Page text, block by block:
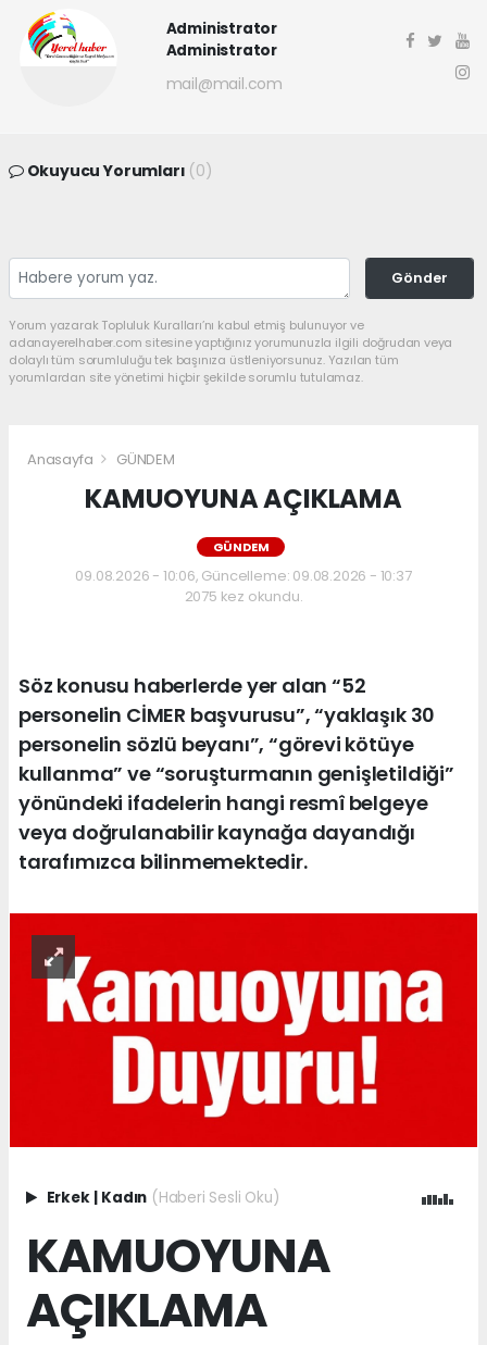
Administrator
Administrator
mail@mail.com
Okuyucu Yorumları (0)
Gönder
Yorum yazarak Topluluk Kuralları’nı kabul etmiş bulunuyor ve
adanayerelhaber.com sitesine yaptığınız yorumunuzla ilgili doğrudan veya
dolaylı tüm sorumluluğu tek başınıza üstleniyorsunuz. Yazılan tüm
yorumlardan site yönetimi hiçbir şekilde sorumlu tutulamaz.
Anasayfa GÜNDEM
KAMUOYUNA AÇIKLAMA
GÜNDEM
09.08.2026 - 10:06, Güncelleme: 09.08.2026 - 10:37
2075 kez okundu.
Söz konusu haberlerde yer alan “52
personelin CİMER başvurusu”, “yaklaşık 30
personelin sözlü beyanı”, “görevi kötüye
kullanma” ve “soruşturmanın genişletildiği”
yönündeki ifadelerin hangi resmî belgeye
veya doğrulanabilir kaynağa dayandığı
tarafımızca bilinmemektedir.
Erkek Kadın (Haberi Sesli Oku)
KAMUOYUNA
AÇIKLAMA